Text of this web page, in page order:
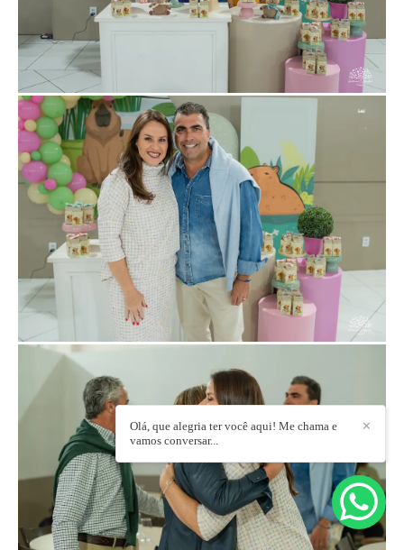
✕
Olá, que alegria ter você aqui! Me chama e
vamos conversar...